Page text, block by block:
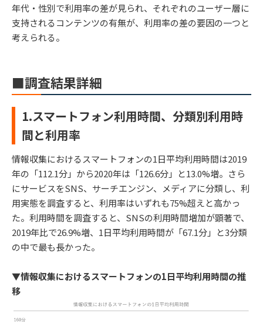
年代・性別で利用率の差が見られ、それぞれのユーザー層に
支持されるコンテンツの有無が、利用率の差の要因の一つと
考えられる。
■調査結果詳細
1.スマートフォン利用時間、分類別利用時
間と利用率
情報収集におけるスマートフォンの1日平均利用時間は2019
年の「112.1分」から2020年は「126.6分」と13.0%増。さら
にサービスをSNS、サーチエンジン、メディアに分類し、利
用実態を調査すると、利用率はいずれも75%超えと高かっ
た。利用時間を調査すると、SNSの利用時間増加が顕著で、
2019年比で26.9%増、1日平均利用時間が「67.1分」と3分類
の中で最も長かった。
▼情報収集におけるスマートフォンの1日平均利用時間の推
移